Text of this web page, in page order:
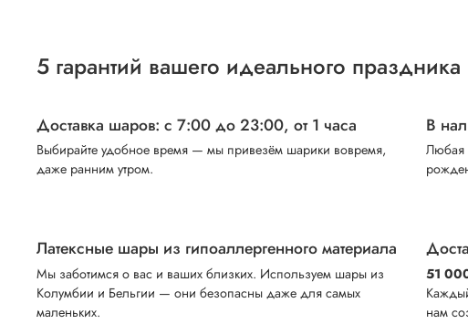
5 гарантий вашего идеального праздника
Доставка шаров: с 7:00 до 23:00, от 1 часа
Выбирайте удобное время — мы привезём шарики вовремя,
даже ранним утром.
В
Любая
Латексные шары из гипоаллергенного материала
Мы заботимся о вас и ваших близких. Используем шары из
Колумбии и Бельгии — они безопасны даже для самых
маленьких.
51
нам